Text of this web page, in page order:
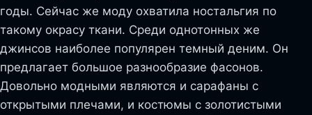
годы. Сейчас же моду охватила ностальгия по
такому окрасу ткани. Среди однотонных же
джинсов наиболее популярен темный деним. Он
предлагает большое разнообразие фасонов.
Довольно модными являются и сарафаны с
открытыми плечами, и костюмы с золотистыми